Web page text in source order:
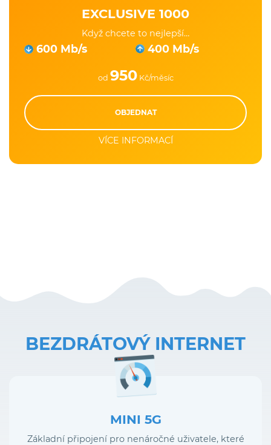
EXCLUSIVE 1000
Když chcete to nejlepší…
600 Mb/s 400 Mb/s
od 950Kč/měsíc
OBJEDNAT
VÍCE INFORMACÍ
BEZDRÁTOVÝ INTERNET
MINI 5G
Základní připojení pro nenáročné uživatele, které